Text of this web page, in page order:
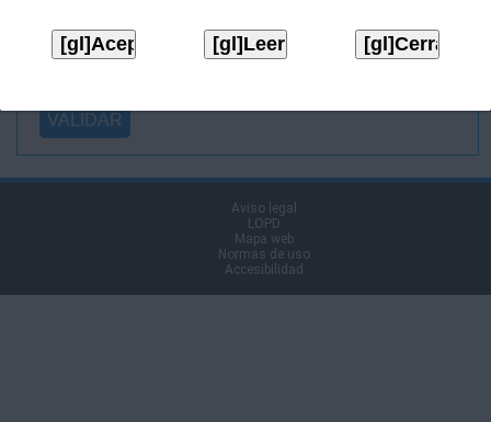
firma (.p7s):
Aviso legal
LOPD
Mapa web
Normas de uso
Accesibilidad